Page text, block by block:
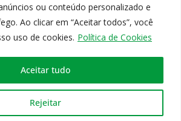
ou conteúdo personalizado e
Ao clicar em “Aceitar todos”, você
uso de cookies. Política de Cookies
Rejeitar
Aceitar tudo
na Bahia. Todos os direitos reservados.
por ThemeGrill. Powered by